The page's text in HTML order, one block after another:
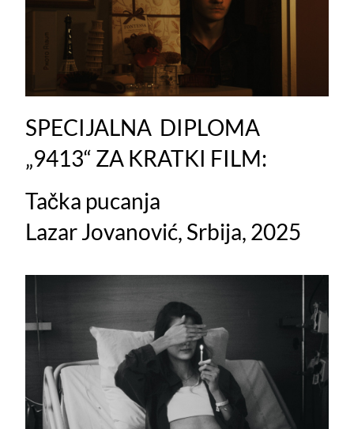
SPECIJALNA DIPLOMA
„9413“ ZA KRATKI FILM:
Tačka pucanja
Lazar Jovanović, Srbija, 2025